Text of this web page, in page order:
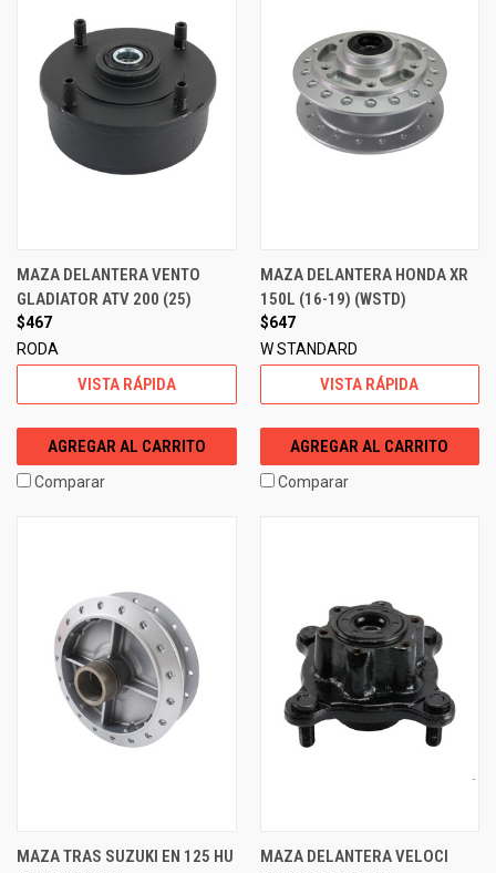
MAZA DELANTERA VENTO
GLADIATOR ATV 200 (25)
$467
RODA
VISTA RÁPIDA
AGREGAR AL CARRITO
Comparar
MAZA DELANTERA HONDA XR
150L (16-19) (WSTD)
$647
W STANDARD
VISTA RÁPIDA
AGREGAR AL CARRITO
Comparar
MAZA TRAS SUZUKI EN 125 HU
MAZA DELANTERA VELOCI